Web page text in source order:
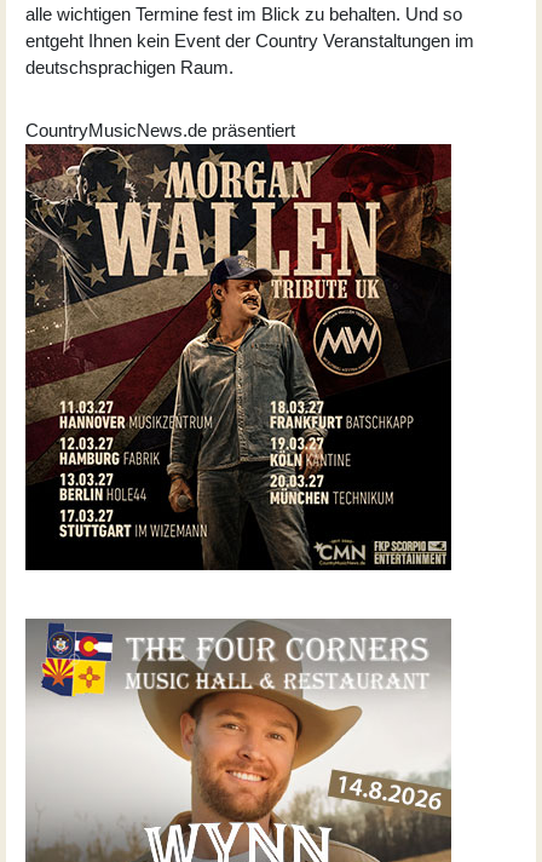
alle wichtigen Termine fest im Blick zu behalten. Und so
entgeht Ihnen kein Event der Country Veranstaltungen im
deutschsprachigen Raum.
CountryMusicNews.de präsentiert